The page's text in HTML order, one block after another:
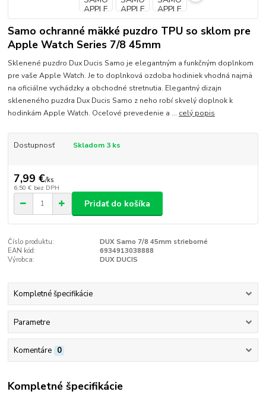
Samo ochranné mäkké puzdro TPU so sklom pre
Apple Watch Series 7/8 45mm
Sklenené puzdro Dux Ducis Samo je elegantným a funkčným doplnkom
pre vaše Apple Watch. Je to doplnková ozdoba hodiniek vhodná najmä
na oficiálne vychádzky a obchodné stretnutia. Elegantný dizajn
skleneného puzdra Dux Ducis Samo z neho robí skvelý doplnok k
hodinkám Apple Watch. Oceľové prevedenie a ... celý popis
Dostupnosť Skladom 3 ks
7,99 €/ks
6,50 € bez DPH
Pridať do košíka
Číslo produktu:
DUX Samo 7/8 45mm strieborné
EAN kód:
6934913038888
Výrobca:
DUX DUCIS
Kompletné špecifikácie
Parametre
Komentáre 0
Kompletné špecifikácie